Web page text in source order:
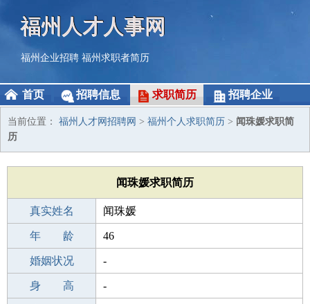
福州人才人事网
福州企业招聘 福州求职者简历
首页 招聘信息 求职简历 招聘企业
当前位置： 福州人才网招聘网 > 福州个人求职简历 > 闻珠媛求职简
历
闻珠媛求职简历
真实姓名 闻珠媛
性 别 女
年 龄 46
出生年月 1980-09-26
婚姻状况 -
学 历 高中
身 高 -